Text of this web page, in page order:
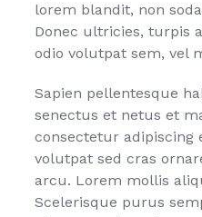
lorem blandit, non
Donec ultricies, turpis
odio volutpat sem, vel
Sapien pellentesque
senectus et netus et
consectetur adipiscing
volutpat sed cras
arcu. Lorem mollis
Scelerisque purus